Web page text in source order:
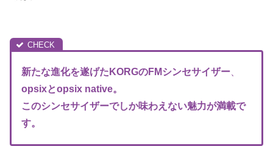
新たな進化を遂げたKORGのFMシンセサイザー、
opsixとopsix native。
このシンセサイザーでしか味わえない魅力が満載で
す。